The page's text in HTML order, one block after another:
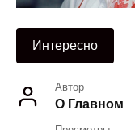
Интересно
Автор
О Главном